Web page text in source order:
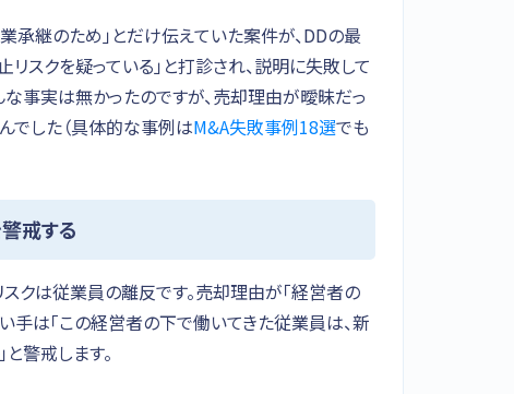
承継のため」とだけ伝えていた案件が、DDの最
スクを疑っている」と打診され、説明に失敗して
事実は無かったのですが、売却理由が曖昧だっ
でした（具体的な事例はM&A失敗事例18選でも
戒する
クは従業員の離反です。売却理由が「経営者の
手は「この経営者の下で働いてきた従業員は、新
警戒します。